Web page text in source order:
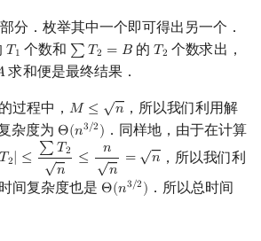
分．枚举其中一个即可得出另一个．
𝑇 1
T1 个数和 ∑𝑇2 = 𝐵
∑T 2=B 的 𝑇2
T2 个数求出，
求和便是最终结果．
过程中， 𝑀 ≤
√
𝑛
M≤ n
，所以我们利用解
杂度为 Θ(𝑛3/2)
Θ(n3/2) ．同样地，由于在计算
𝑇2| ≤ ∑𝑇2
√
𝑛
≤ 𝑛
√
𝑛
=
√
𝑛
|T2 ≤∑ T2n≤nn=n
，所以我们利
间复杂度也是 Θ(𝑛3/2)
Θ(n3/2) ．所以总时间